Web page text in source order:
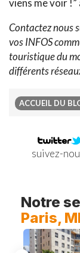
viens me voir
Contactez nous
vos INFOS
touristique du
différents
ACCUEIL DU
suivez-
Notre
Paris,